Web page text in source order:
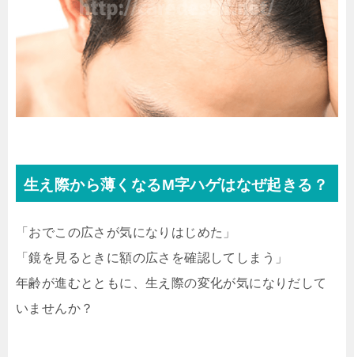
生え際から薄くなるM字ハゲはなぜ起きる？
「おでこの広さが気になりはじめた」
「鏡を見るときに額の広さを確認してしまう」
年齢が進むとともに、生え際の変化が気になりだして
いませんか？